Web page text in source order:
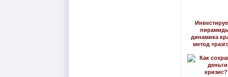
динамика
метод